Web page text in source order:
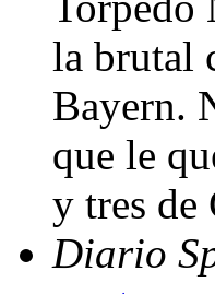
la brutal
Bayern.
que le
y tres
Diario